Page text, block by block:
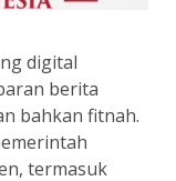
digital
berita
bahkan fitnah.
termasuk